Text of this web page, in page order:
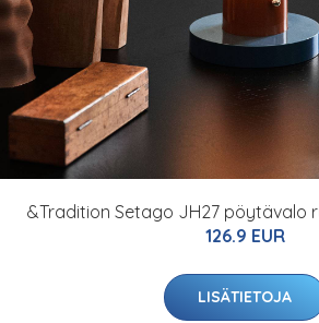
&Tradition Setago JH27 pöytävalo
126.9 EUR
LISÄTIETOJA